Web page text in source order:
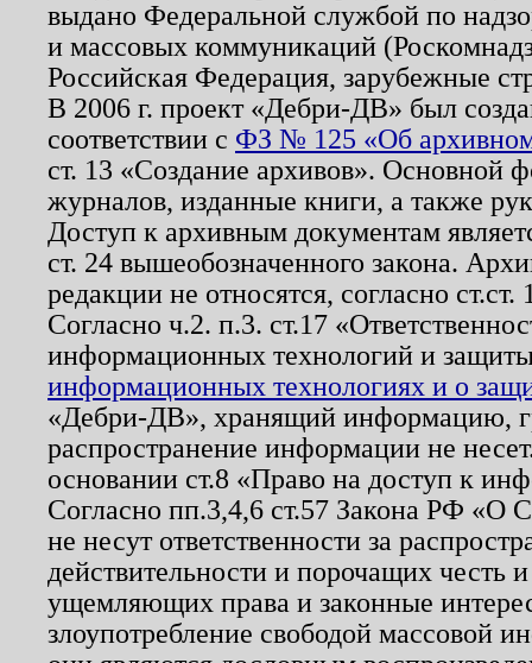
выдано Федеральной службой по
и массовых коммуникаций
Российская Федерация, зарубежные
В 2006 г. проект «Дебри-ДВ» был
соответствии с ФЗ № 125 «Об
ст. 13 «Создание архивов». Основной
журналов, изданные книги, а также
Доступ к архивным документам
ст. 24 вышеобозначенного закона.
редакции не относятся, согласно
Согласно ч.2. п.3. ст.17
информационных технологий и
информационных технологиях и о
«Дебри-ДВ», хранящий информацию,
распространение информации не
основании ст.8 «Право на доступ к
Согласно пп.3,4,6 ст.57 Закона РФ «О
не несут ответственности за
действительности и порочащих честь
ущемляющих права и законные
злоупотребление свободой массовой